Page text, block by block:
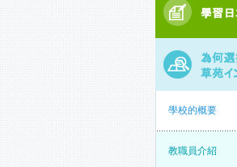
學校的概要
教職員介紹